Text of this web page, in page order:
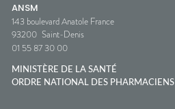
ANSM
143 boulevard Anatole France
93200 Saint-Denis
01 55 87 30 00
MINISTÈRE DE LA SANTÉ
ORDRE NATIONAL DES PHARMACIENS